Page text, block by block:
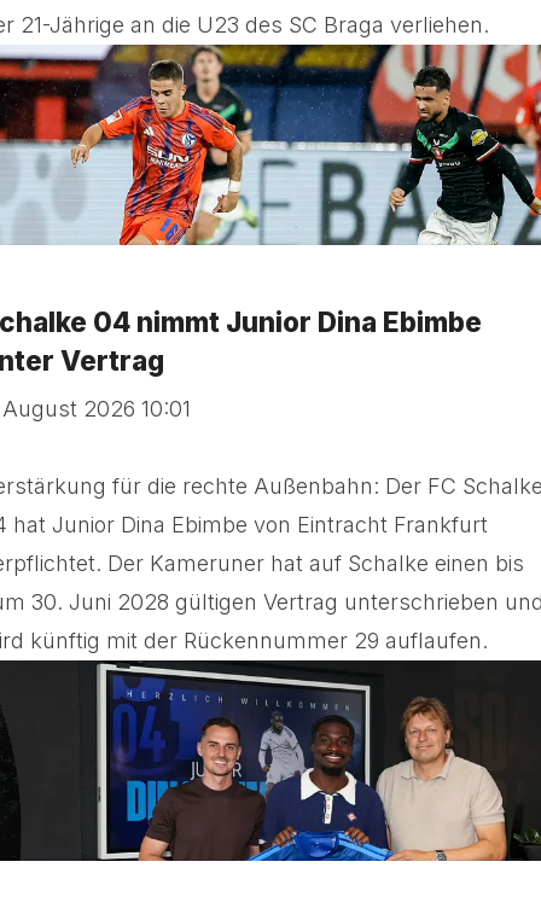
21-Jährige an die U23 des SC Braga verliehen.
04 nimmt Junior Dina Ebimbe
Vertrag
August 2026 10:01
für die rechte Außenbahn: Der FC
hat Junior Dina Ebimbe von Eintracht Frankfurt
Der Kameruner hat auf Schalke einen bis
30. Juni 2028 gültigen Vertrag unterschrieben
künftig mit der Rückennummer 29 auflaufen.